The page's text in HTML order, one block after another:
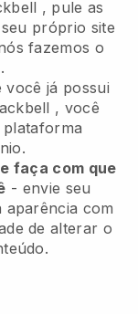
, pule as
próprio site
fazemos o
você já possui
, você
faça com que
- envie seu
com
de alterar o